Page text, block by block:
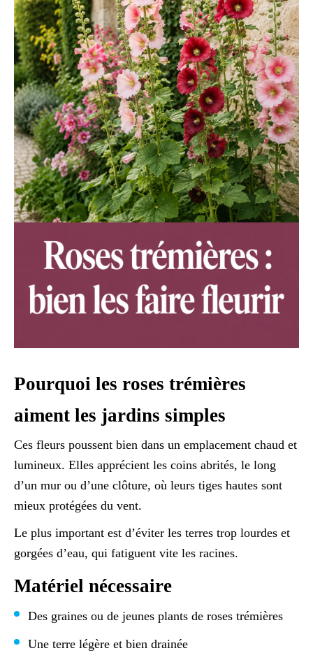
Pourquoi les roses trémières
aiment les jardins simples
Ces fleurs poussent bien dans un emplacement chaud et
lumineux. Elles apprécient les coins abrités, le long
d’un mur ou d’une clôture, où leurs tiges hautes sont
mieux protégées du vent.
Le plus important est d’éviter les terres trop lourdes et
gorgées d’eau, qui fatiguent vite les racines.
Matériel nécessaire
Des graines ou de jeunes plants de roses trémières
Une terre légère et bien drainée